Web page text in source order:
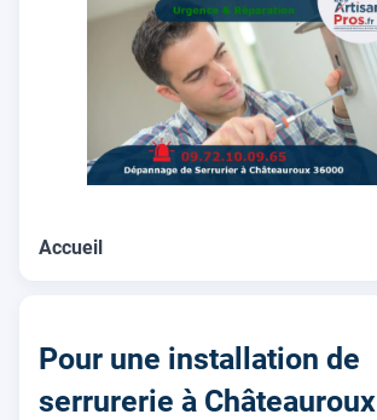
Accueil
Pour une installation de
serrurerie à Châteauroux